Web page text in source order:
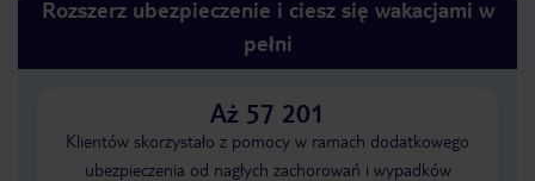
Rozszerz ubezpieczenie i ciesz się wakacjami w
pełni
Aż 57 201
Klientów skorzystało z pomocy w ramach dodatkowego
ubezpieczenia od nagłych zachorowań i wypadków